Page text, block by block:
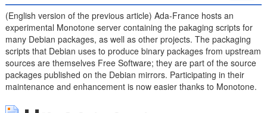
(English version of the previous article) Ada-France hosts an
experimental Monotone server containing the pakaging scripts for
many Debian packages, as well as other projects. The packaging
scripts that Debian uses to produce binary packages from upstream
sources are themselves Free Software; they are part of the source
packages published on the Debian mirrors. Participating in their
maintenance and enhancement is now easier thanks to Monotone.